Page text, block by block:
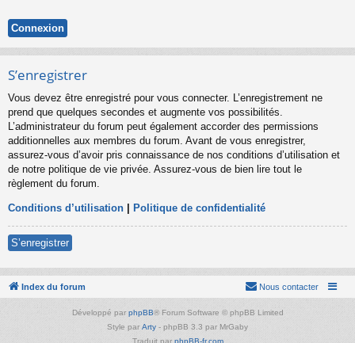
S’enregistrer
Vous devez être enregistré pour vous connecter. L’enregistrement ne
prend que quelques secondes et augmente vos possibilités.
L’administrateur du forum peut également accorder des permissions
additionnelles aux membres du forum. Avant de vous enregistrer,
assurez-vous d’avoir pris connaissance de nos conditions d’utilisation et
de notre politique de vie privée. Assurez-vous de bien lire tout le
règlement du forum.
Conditions d’utilisation | Politique de confidentialité
S’enregistrer
Index du forum Nous contacter
Développé par phpBB® Forum Software © phpBB Limited
Style par Arty - phpBB 3.3 par MrGaby
Traduit par phpBB-fr.com